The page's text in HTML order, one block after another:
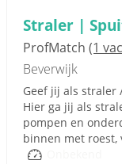
Straler |
ProfMatch (1
Beverwijk
Geef jij als straler
Hier ga jij als
pompen en
binnen met roest,